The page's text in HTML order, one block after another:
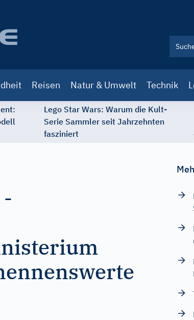
Reisen Natur & Umwelt Technik
Lego Star Wars: Warum die Kult-
Serie Sammler seit Jahrzehnten
fasziniert
-